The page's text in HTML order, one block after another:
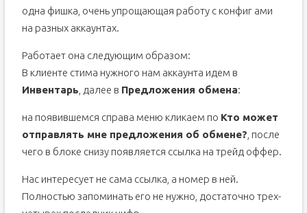
одна фишка, очень упрощающая работу с конфиг ами
на разных аккаунтах.
Работает она следующим образом:
В клиенте стима нужного нам аккаунта идем в
Инвентарь , далее в Предложения обмена:
на появившемся справа меню кликаем по Кто может
отправлять мне предложения об обмене? , после
чего в блоке снизу появляется ссылка на трейд оффер.
Нас интересует не сама ссылка, а номер в ней.
Полностью запоминать его не нужно, достаточно трех-